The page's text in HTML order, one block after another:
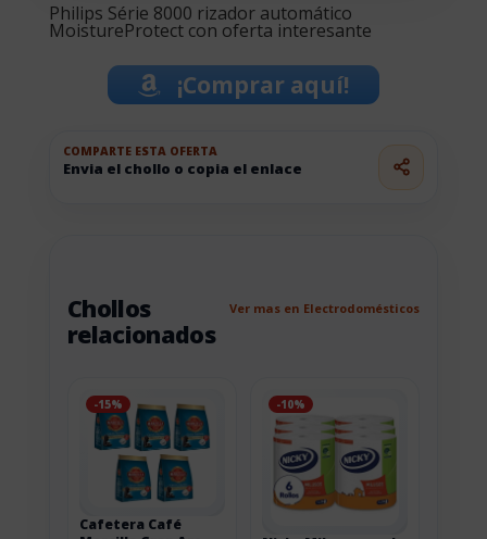
Philips Série 8000 rizador automático
MoistureProtect con oferta interesante
¡Comprar aquí!
COMPARTE ESTA OFERTA
Envia el chollo o copia el enlace
Chollos
relacionados
Ver mas en Electrodomésticos
-15%
Cafetera Café
-10%